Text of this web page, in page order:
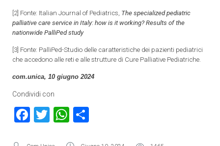
[2] Fonte: Italian Journal of Pediatrics, The specialized pediatric
palliative care service in Italy: how is it working? Results of the
nationwide PalliPed study
[3] Fonte: PalliPed-Studio delle caratteristiche dei pazienti pediatrici
che accedono alle reti e alle strutture di Cure Palliative Pediatriche.
com.unica, 10 giugno 2024
Condividi con
Facebook
TwitterWhatsApp